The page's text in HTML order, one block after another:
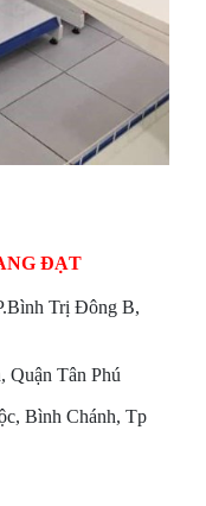
ĐẠT
Trị Đông B,
Quận Tân Phú
Bình Chánh, Tp